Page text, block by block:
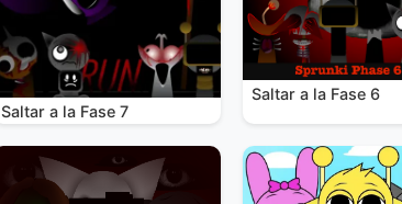
Saltar a la Fase 7
Saltar a la Fase 6